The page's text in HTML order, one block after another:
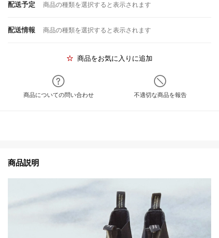
配送予定 商品の種類を選択すると表示されます
配送情報 商品の種類を選択すると表示されます
商品をお気に入りに追加
商品についての問い合わせ 不適切な商品を報告
商品説明